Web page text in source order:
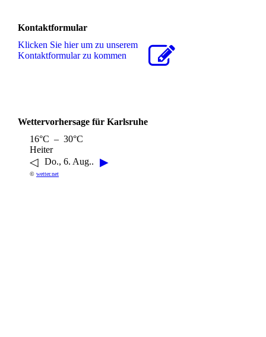
Kontaktformular
Klicken Sie hier um zu unserem
Kon­takt­for­mu­lar zu kommen
Wettervorhersage für Karlsruhe
16°C – 30°C
Heiter
◁ Do., 6. Aug.. ▶
© wetter.net